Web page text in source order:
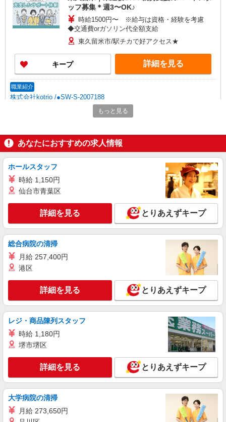
ッフ募集＊週3〜OK♪
時給1500円〜 ※給与は資格・経験を考慮
◆交通費orガソリン代全額支給
東久留米市/駅チカで好アクセス★
キープ 詳細を見る
職業紹介
株式会社kotrio /●SW-S-2007188
*東久留米駅の就労支援施設＊未経験でも月給
24万円スタート！
給：200,000円〜220,000円 ・資格手当：10,000〜
30,000円 ・役職手当：10,000〜70,000円 ・処遇改
善手当：20,000〜60,000円（勤続年数、保有資格
により変動） ・固定残業手当：20,000円（10時
間） ※固定残業時間を超過する場合には超過勤務
認知症介護基礎研修 ・初任者研修 ・実務者研修
・介護福祉士 など
東久留米市/駅チカで好アクセス★
キープ 詳細を見る
株式会社kotrio /●SW-S-2007276
経験不問！ゼロからはじめる就労支援のパート
スタッフ☆東久留米駅
時給1500円〜 ※給与は資格・経験を考慮
東久留米市/駅チカで好アクセス★
キープ 詳細を見る
株式会社kotrio /●SW-S-2078055
＜東久留米駅＞高時給×週3日〜！ゆったり働
時給1550円〜2312円 ＜交通費全支給(ガソリ
ン代含む)＞
東久留米市/駅チカで好アクセス★
キープ 詳細を見る
もっと見る
あなたにおすすめの求人情報
ホールスタッフ
時給 1,150円
仙台市青葉区
詳細を見る とりあえずキープ
総合病院の清掃
月給 257,400円
港区
詳細を見る とりあえずキープ
レジ・商品陳列スタッフ
時給 1,180円
堺市堺区
詳細を見る とりあえずキープ
大学病院の清掃
月給 273,650円